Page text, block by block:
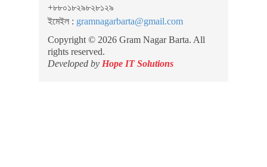
+৮৮০১৮২৯৮২৮১২৯
ইমেইল : gramnagarbarta@gmail.com
Copyright © 2026 Gram Nagar Barta. All
rights reserved.
Developed by Hope IT Solutions